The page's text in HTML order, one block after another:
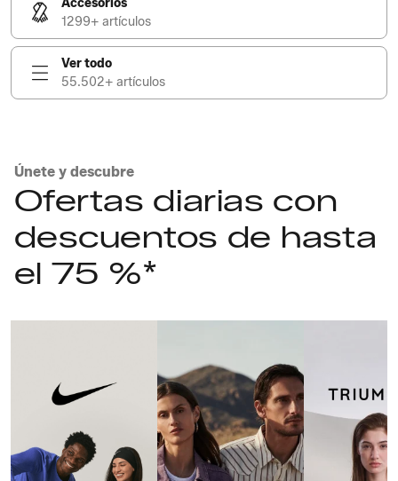
Accesorios
1299+ artículos
Ver todo
55.502+ artículos
Únete y descubre
Ofertas diarias con
descuentos de hasta
el 75 %*